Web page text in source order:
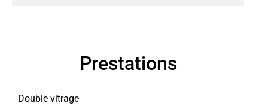
Prestations
Double vitrage